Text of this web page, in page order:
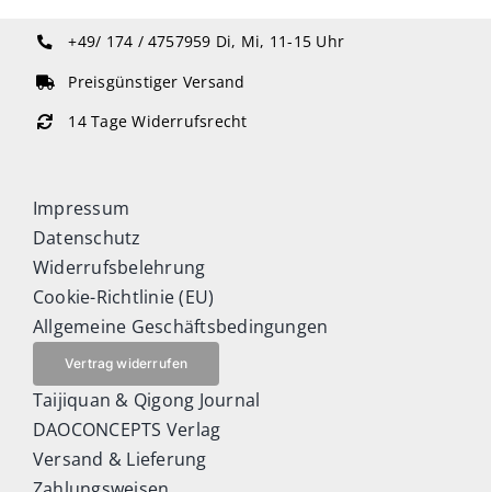
+49/ 174 / 4757959 Di, Mi, 11-15 Uhr
Preisgünstiger Versand
14 Tage Widerrufsrecht
Impressum
Datenschutz
Widerrufsbelehrung
Cookie-Richtlinie (EU)
Allgemeine Geschäftsbedingungen
Vertrag widerrufen
Taijiquan & Qigong Journal
DAOCONCEPTS Verlag
Versand & Lieferung